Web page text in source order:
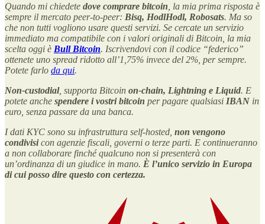
Quando mi chiedete dove comprare bitcoin , la mia prima risposta è
sempre il mercato peer-to-peer: Bisq, HodlHodl, Robosats. Ma so
che non tutti vogliono usare questi servizi. Se cercate un servizio
immediato ma compatibile con i valori originali di Bitcoin, la mia
scelta oggi è Bull Bitcoin. Iscrivendovi con il codice “federico”
ottenete uno spread ridotto all’1,75% invece del 2%, per sempre.
Potete farlo da qui.
Non-custodial, supporta Bitcoin on-chain, Lightning e Liquid. E
potete anche spendere i vostri bitcoin per pagare qualsiasi IBAN in
euro, senza passare da una banca.
I dati KYC sono su infrastruttura self-hosted, non vengono
condivisicon agenzie fiscali, governi o terze parti. E continueranno
a non collaborare finché qualcuno non si presenterà con
un’ordinanza di un giudice in mano. È l’unico servizio in Europa
di cui posso dire questo con certezza.